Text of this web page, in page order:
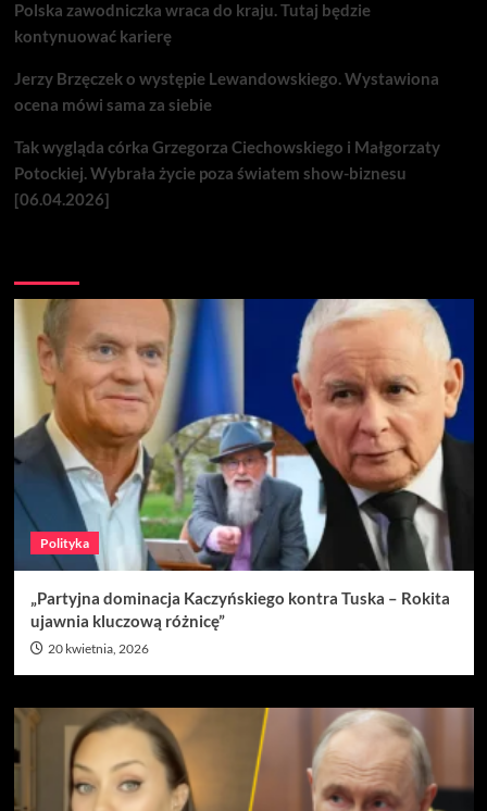
Polska zawodniczka wraca do kraju. Tutaj będzie
kontynuować karierę
Jerzy Brzęczek o występie Lewandowskiego. Wystawiona
ocena mówi sama za siebie
Tak wygląda córka Grzegorza Ciechowskiego i Małgorzaty
Potockiej. Wybrała życie poza światem show-biznesu
[06.04.2026]
Polityka
„Partyjna dominacja Kaczyńskiego kontra Tuska – Rokita
ujawnia kluczową różnicę”
20 kwietnia, 2026